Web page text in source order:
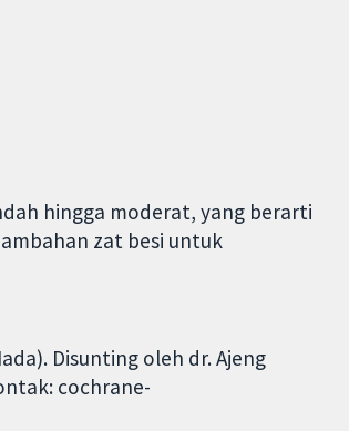
hingga moderat, yang berarti
zat besi untuk
Disunting oleh dr. Ajeng
cochrane-